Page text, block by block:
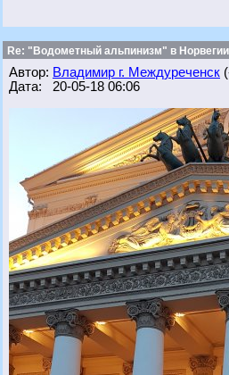
Re: "Водометный альпинизм" в Норвегии
Автор: Владимир г. Междуреченск
Дата: 20-05-18 06:06